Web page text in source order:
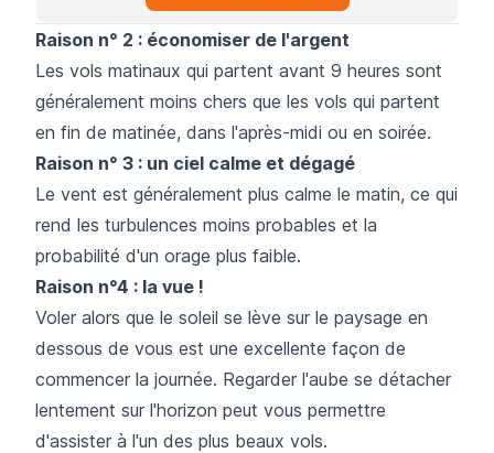
Raison n° 2 : économiser de l'argent
Les vols matinaux qui partent avant 9 heures sont
généralement moins chers que les vols qui partent
en fin de matinée, dans l'après-midi ou en soirée.
Raison n° 3 : un ciel calme et dégagé
Le vent est généralement plus calme le matin, ce qui
rend les turbulences moins probables et la
probabilité d'un orage plus faible.
Raison n°4 : la vue !
Voler alors que le soleil se lève sur le paysage en
dessous de vous est une excellente façon de
commencer la journée. Regarder l'aube se détacher
lentement sur l'horizon peut vous permettre
d'assister à l'un des plus beaux vols.